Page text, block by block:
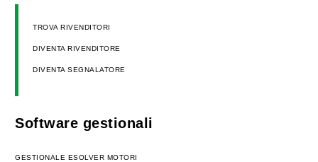
TROVA RIVENDITORI
DIVENTA RIVENDITORE
DIVENTA SEGNALATORE
Software gestionali
GESTIONALE ESOLVER MOTORI